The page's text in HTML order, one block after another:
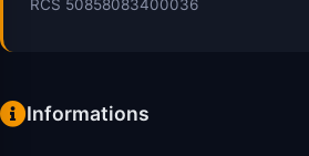
RCS 50858083400036
Informations